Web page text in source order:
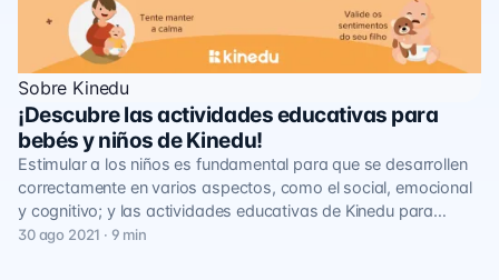
Sobre Kinedu
¡Descubre las actividades educativas para
bebés y niños de Kinedu!
Estimular a los niños es fundamental para que se desarrollen
correctamente en varios aspectos, como el social, emocional
y cognitivo; y las actividades educativas de Kinedu para…
30 ago 2021 · 9 min